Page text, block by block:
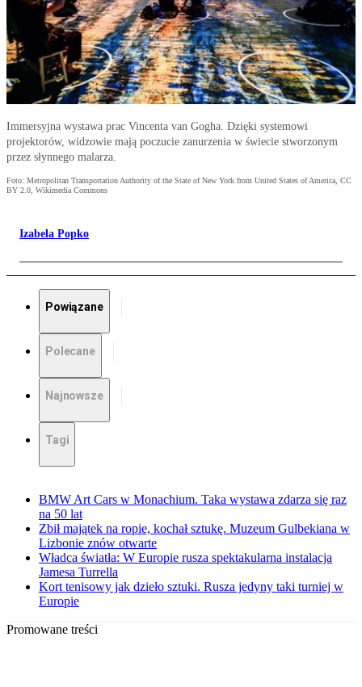
Immersyjna wystawa prac Vincenta van Gogha. Dzięki systemowi
projektorów, widzowie mają poczucie zanurzenia w świecie stworzonym
przez słynnego malarza.
Foto: Metropolitan Transportation Authority of the State of New York from United States of America, CC
BY 2.0, Wikimedia Commons
Izabela Popko
Powiązane
Polecane
Najnowsze
Tagi
BMW Art Cars w Monachium. Taka wystawa zdarza się raz
na 50 lat
Zbił majątek na ropie, kochał sztukę. Muzeum Gulbekiana w
Lizbonie znów otwarte
Władca światła: W Europie rusza spektakularna instalacja
Jamesa Turrella
Kort tenisowy jak dzieło sztuki. Rusza jedyny taki turniej w
Europie
Promowane treści